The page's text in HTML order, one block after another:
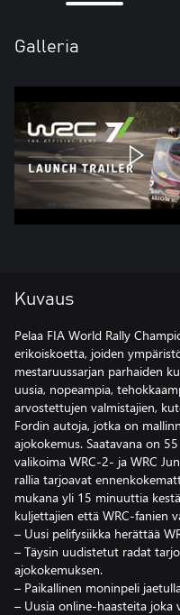
Galleria
Kuvaus
Pelaa FIA World Rally
erikoiskoetta, joiden
mestaruussarjan parhaiden
uusia, nopeampia,
arvostettujen valmistajien,
Fordin autoja, jotka on
ajokokemus. Saatavana on
valikoima WRC-2- ja WRC
rallia tarjoavat
mukana yli 15 minuuttia
kuljettajien että WRC-fanien
– Uusi pelifysiikka herättää
– Täysin uudistetut radat
ajokokemuksen.
– Paikallinen moninpeli
– Uusia online-haasteita joka